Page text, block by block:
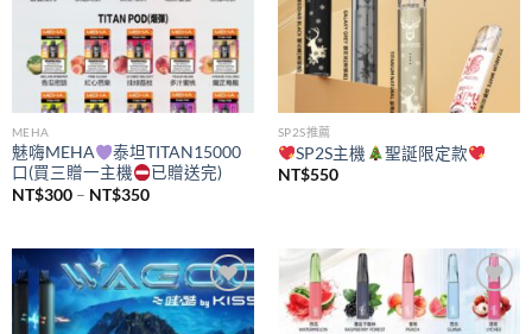
MEHA
魅嗨MEHA
泰坦TITAN15000
口(買三贈一主機
已贈送完)
NT$300 – NT$350價
NT$300
到
NT$350
SP2S推薦
SP2S主機
聖誕限定款
NT$550
Add to
wishlist
Add to
wishlist